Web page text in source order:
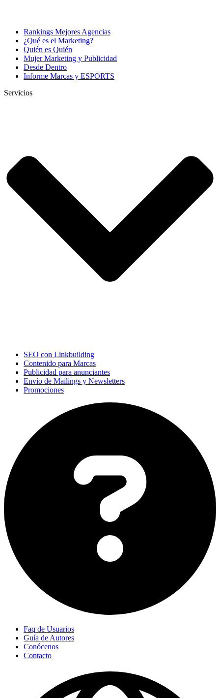
Rankings Mejores Agencias
¿Qué es el Marketing?
Quién es Quién
Mujer Marketing y Publicidad
Desde Dentro
Informe Marcas y ESPORTS
Servicios
SEO con Linkbuilding
Contenido para Marcas
Publicidad para anunciantes
Envío de Mailings y Newsletters
Promociones
Faq de Usuarios
Guía de Autores
Conócenos
Contacto